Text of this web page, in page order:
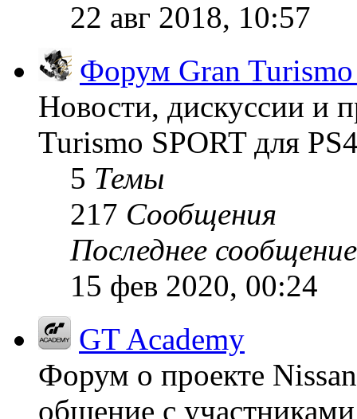
22 авг 2018, 10:57
Форум Gran Turismo
Новости, дискуссии и
Turismo SPORT для
5 Темы
217 Сообщения
Последнее сообщение
15 фев 2020, 00:24
GT Academy
Форум о проекте
общение с